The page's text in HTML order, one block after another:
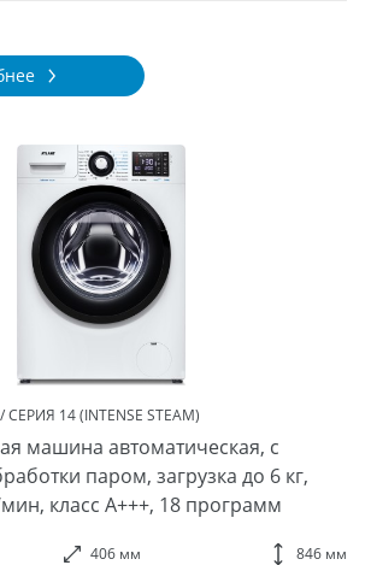
14 (INTENSE STEAM)
машина автоматическая, с
паром, загрузка до 6 кг,
класс A+++, 18 программ
406 мм 846 мм